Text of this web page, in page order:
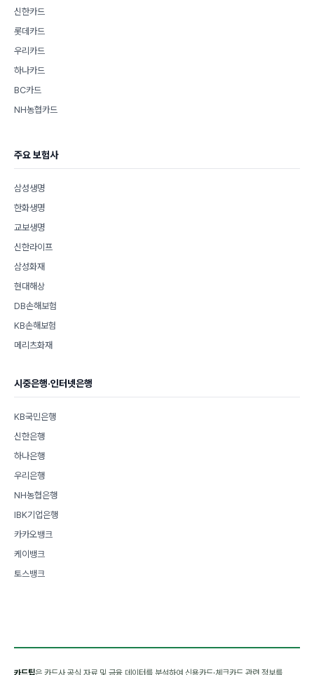
신한카드
롯데카드
우리카드
하나카드
BC카드
NH농협카드
주요 보험사
삼성생명
한화생명
교보생명
신한라이프
삼성화재
현대해상
DB손해보험
KB손해보험
메리츠화재
시중은행·인터넷은행
KB국민은행
신한은행
하나은행
우리은행
NH농협은행
IBK기업은행
카카오뱅크
케이뱅크
토스뱅크
카드팁은 카드사 공식 자료 및 금융 데이터를 분석하여 신용카드·체크카드 관련 정보를